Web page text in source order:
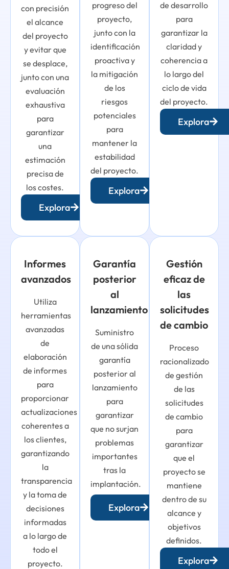
con precisión
el alcance
del proyecto
y evitar que
se desplace,
junto con una
evaluación
exhaustiva
para
garantizar
una
estimación
precisa de
los costes.
Explora
progreso del
proyecto,
junto con la
identificación
proactiva y
la mitigación
de los
riesgos
potenciales
para
mantener la
estabilidad
del proyecto.
Explora
de desarrollo
para
garantizar la
claridad y
coherencia a
lo largo del
ciclo de vida
del proyecto.
Explora
Informes
avanzados
Utiliza
herramientas
avanzadas
de
elaboración
de informes
para
proporcionar
actualizaciones
coherentes a
los clientes,
garantizando
la
transparencia
y la toma de
decisiones
informadas
a lo largo de
todo el
proyecto.
Garantía
posterior
al
lanzamiento
Suministro
de una sólida
garantía
posterior al
lanzamiento
para
garantizar
que no surjan
problemas
importantes
tras la
implantación.
Explora
Gestión
eficaz de
las
solicitudes
de cambio
Proceso
racionalizado
de gestión
de las
solicitudes
de cambio
para
garantizar
que el
proyecto se
mantiene
dentro de su
alcance y
objetivos
definidos.
Explora